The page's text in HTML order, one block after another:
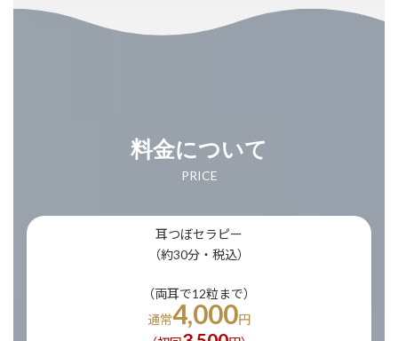
料金について
PRICE
耳つぼセラピー
（約30分・税込）
（両耳で12粒まで）
通常4,000円